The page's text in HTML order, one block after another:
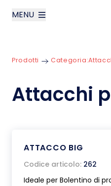
MENU
Prodotti
Contatti
English
Prodotti Categoria:
Attacchi
ATTACCO BIG
Codice articolo: 262
Ideale per Bolentino di